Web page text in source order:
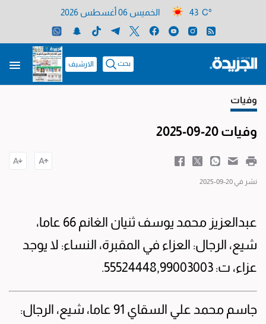
43 C° الخميس 06 أغسطس 2026
بحث الارشيف
وفيات
وفيات 20-09-2025
نشر في 20-09-2025
عبدالعزيز محمد يوسف ثنيان الغانم 66 عاما،
شيع، الرجال: العزاء في المقبرة، النساء: لا يوجد
عزاء، ت: 55524448,99003003.
جاسم محمد علي السقاي 91 عاما، شيع، الرجال: